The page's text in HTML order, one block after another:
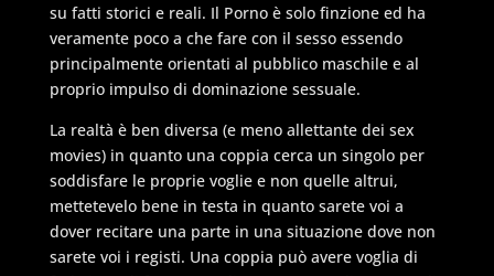
su fatti storici e reali. Il Porno è solo finzione ed ha
veramente poco a che fare con il sesso essendo
principalmente orientati al pubblico maschile e al
proprio impulso di dominazione sessuale.
La realtà è ben diversa (e meno allettante dei sex
movies) in quanto una coppia cerca un singolo per
soddisfare le proprie voglie e non quelle altrui,
mettetevelo bene in testa in quanto sarete voi a
dover recitare una parte in una situazione dove non
sarete voi i registi. Una coppia può avere voglia di